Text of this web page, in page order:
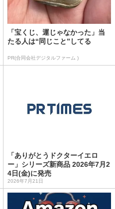
「宝くじ、運じゃなかった」当
たる人は“同じこと”してる
PR(合同会社デジタルファーム )
「ありがとうドクターイエロ
ー」シリーズ新商品 2026年7月2
4日(金)に発売
2026年7月21日